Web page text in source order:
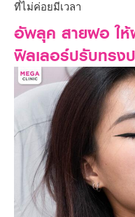
ที่ไม่ค่อยมีเวลา
อัพลุค สายฝอ ใ
ฟิลเลอร์ปรับทรง